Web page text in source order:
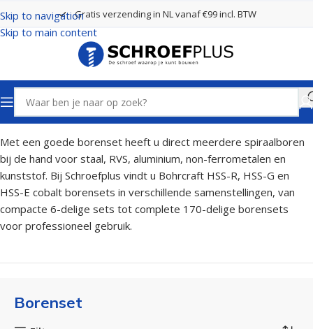
Skip to navigation
Skip to main content
Gratis verzending in NL vanaf €99 incl. BTW
Home Boren Borenset
Met een goede borenset heeft u direct meerdere spiraalboren
bij de hand voor staal, RVS, aluminium, non-ferrometalen en
kunststof. Bij Schroefplus vindt u Bohrcraft HSS-R, HSS-G en
HSS-E cobalt borensets in verschillende samenstellingen, van
compacte 6-delige sets tot complete 170-delige borensets
voor professioneel gebruik.
Borenset